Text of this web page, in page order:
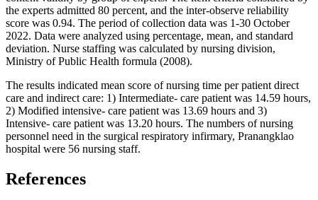
the experts admitted 80 percent, and the inter-observe reliability
score was 0.94. The period of collection data was 1-30 October
2022. Data were analyzed using percentage, mean, and standard
deviation. Nurse staffing was calculated by nursing division,
Ministry of Public Health formula (2008).
The results indicated mean score of nursing time per patient direct
care and indirect care: 1) Intermediate- care patient was 14.59 hours,
2) Modified intensive- care patient was 13.69 hours and 3)
Intensive- care patient was 13.20 hours. The numbers of nursing
personnel need in the surgical respiratory infirmary, Pranangklao
hospital were 56 nursing staff.
References